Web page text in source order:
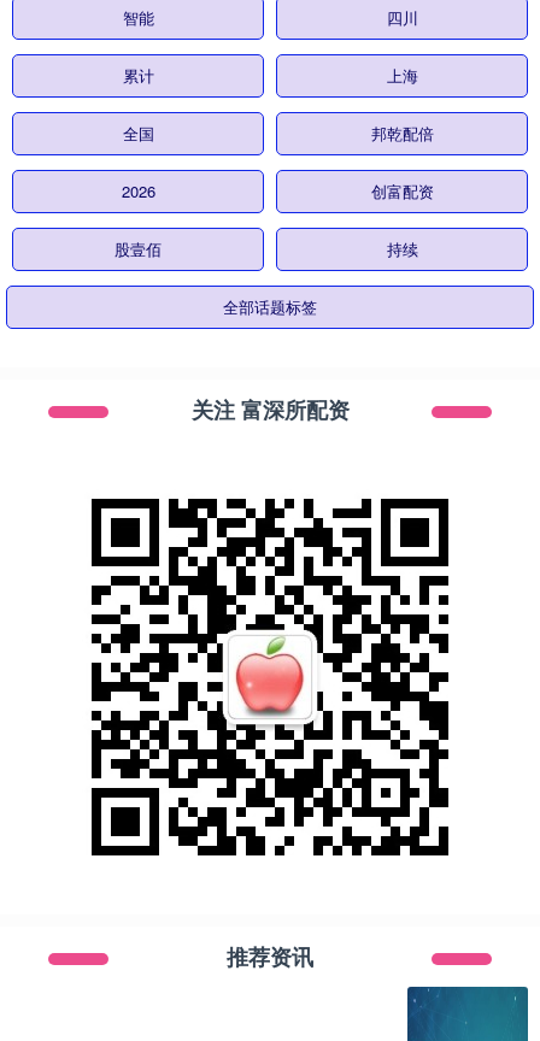
智能 四川
累计 上海
全国 邦乾配倍
2026 创富配资
股壹佰 持续
全部话题标签
关注 富深所配资
推荐资讯